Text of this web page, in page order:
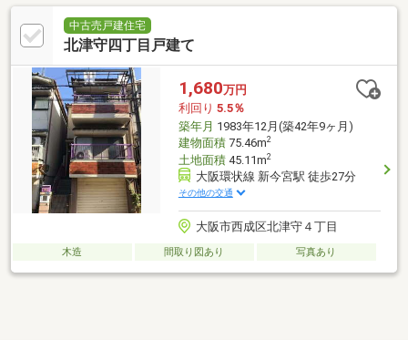
中古売戸建住宅
北津守四丁目戸建て
1,680万円
利回り 5.5％
築年月 1983年12月(築42年9ヶ月)
建物面積75.46m2
土地面積45.11m2
大阪環状線 新今宮駅 徒歩27分
その他の交通
大阪市西成区北津守４丁目
木造 間取り図あり 写真あり